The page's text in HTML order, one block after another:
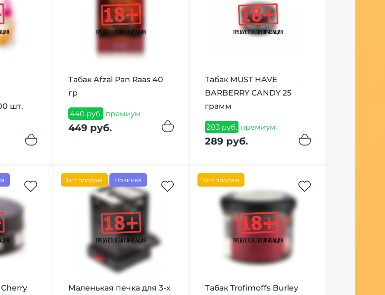
шт.
Табак Afzal Pan Raas 40
гр
440 руб. премиум
449 руб.
Табак MUST HAVE
BARBERRY CANDY 25
грамм
283 руб. премиум
289 руб.
Хит продаж Новинка
Маленькая печка для 3-х
Хит продаж
Табак Trofimoffs Burley